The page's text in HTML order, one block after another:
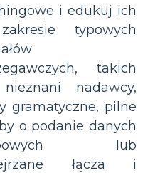
i edukuj ich
typowych
takich
nadawcy,
gramatyczne, pilne
o podanie danych
lub
łącza i